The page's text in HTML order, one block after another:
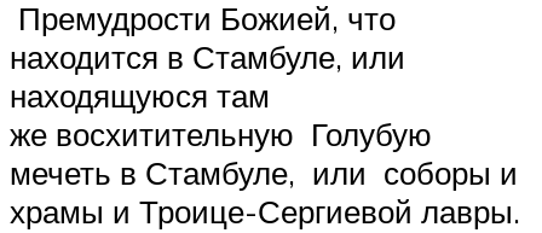
Премудрости Божией, что
находится в Стамбуле, или
находящуюся там
же восхитительную Голубую
мечеть в Стамбуле, или соборы и
храмы и Троице-Сергиевой лавры.